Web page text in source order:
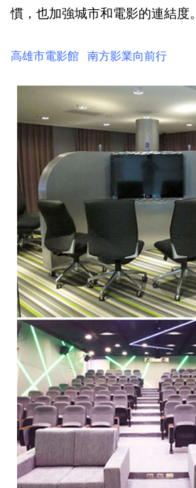
慣，也加強城市和電影的連結度。
高雄市電影館 南方影業向前行